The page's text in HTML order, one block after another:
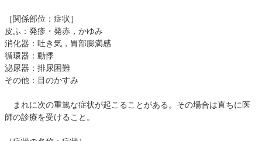
［関係部位：症状］
皮ふ：発疹・発赤，かゆみ
消化器：吐き気，胃部膨満感
循環器：動悸
泌尿器：排尿困難
その他：目のかすみ
まれに次の重篤な症状が起こることがある。その場合は直ちに医
師の診療を受けること。